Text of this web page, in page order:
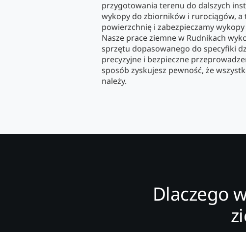
przygotowania terenu do dalszych
wykopy do zbiorników i rurociągów, a
powierzchnię i zabezpieczamy
Nasze prace ziemne w Rudnikach
sprzętu dopasowanego do specyfiki
precyzyjne i bezpieczne
sposób zyskujesz pewność, że
należy.
Dlaczego